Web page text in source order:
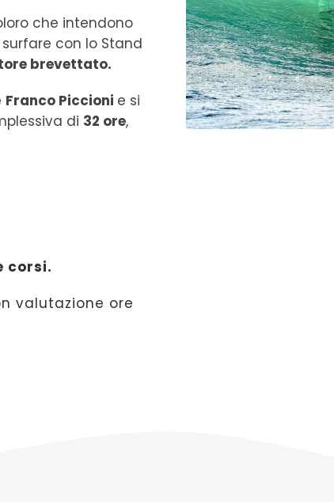
che intendono
con lo Stand
brevettato.
Franco Piccioni e si
di 32 ore,
corsi.
valutazione ore